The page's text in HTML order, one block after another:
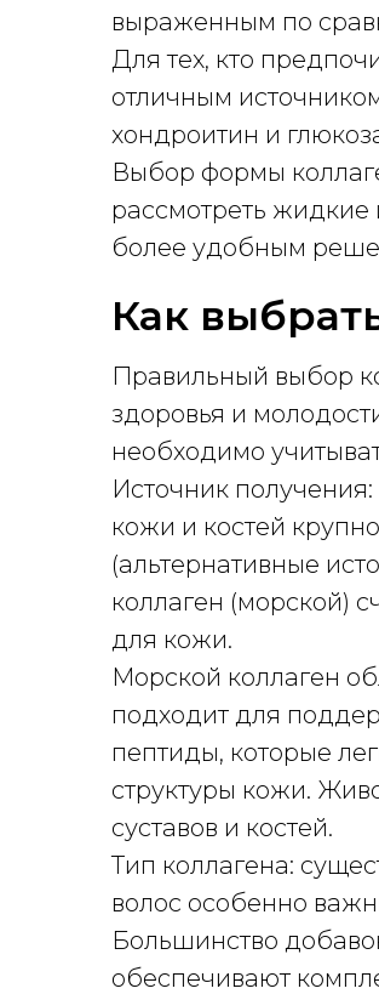
выраженным по
Для тех, кто
отличным
хондроитин и
Выбор формы
рассмотреть
более удобным
Как
Правильный выбор
здоровья и
необходимо
Источник
кожи и костей
(альтернативные
коллаген (морской)
для кожи.
Морской коллаген
подходит для
пептиды, которые
структуры кожи.
суставов и костей.
Тип коллагена:
волос особенно
Большинство
обеспечивают